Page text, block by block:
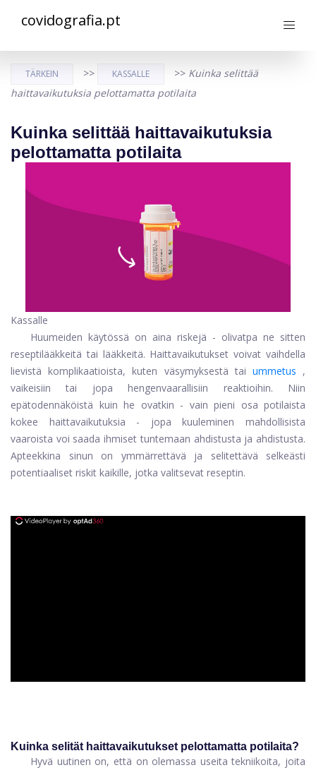
covidografia.pt
TÄRKEIN >> KASSALLE >> Kuinka selittää
haittavaikutuksia pelottamatta potilaita
Kuinka selittää haittavaikutuksia
pelottamatta potilaita
Kassalle
Huumeiden käytössä on aina riskejä - olivatpa ne sitten
reseptilääkkeitä tai lääkkeitä. Haittavaikutukset voivat vaihdella
lievistä komplikaatioista, kuten väsymyksestä tai ummetus ,
vaikeisiin tai jopa hengenvaarallisiin reaktioihin. Niin
epätodennäköistä kuin he ovatkin - vain pieni osa potilaista
kokee haittavaikutuksia - jopa kuuleminen mahdollisista
vaaroista voi saada ihmiset tuntemaan ahdistusta ja ahdistusta.
Apteekkina sinun on ymmärrettävä ja selitettävä selkeästi
potentiaaliset riskit kaikille, jotka valitsevat reseptin.
Kuinka selität haittavaikutukset pelottamatta potilaita?
Hyvä uutinen on, että on olemassa useita tekniikoita, joita